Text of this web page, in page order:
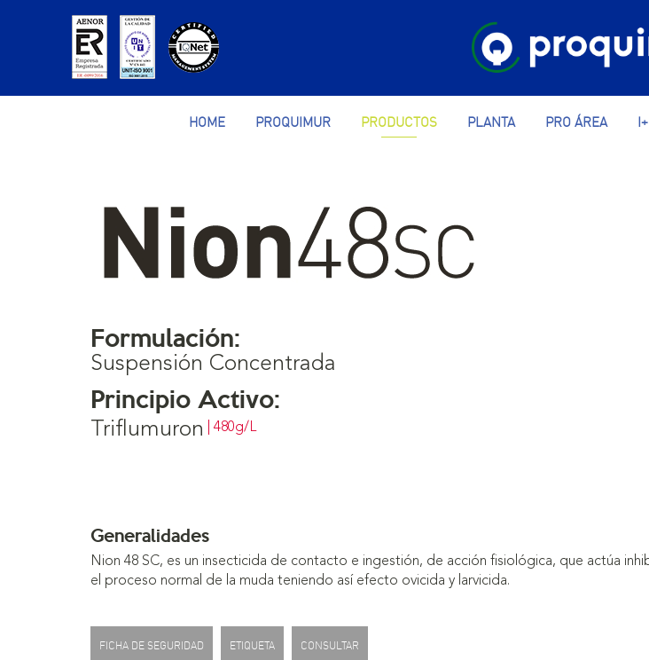
HOME PROQUIMUR PRODUCTOS PLANTA PRO ÁREA
Formulación:
Suspensión Concentrada
Principio Activo:
Triflumuron | 480g/L
Generalidades
Nion 48 SC, es un insecticida de contacto e ingestión, de acción fisiológica, que actúa
el proceso normal de la muda teniendo así efecto ovicida y larvicida.
FICHA DE SEGURIDAD ETIQUETA CONSULTAR